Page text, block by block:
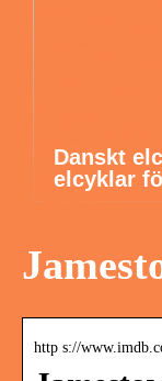
Danskt
elcyklar
http s://